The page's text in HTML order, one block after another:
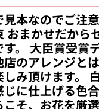
本なのでご注意
おまかせだから
。 大臣賞受賞
のアレンジと
み頂けます。
に仕上げる色合
そ、お花を厳